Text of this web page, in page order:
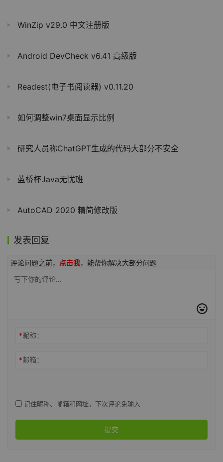
WinZip v29.0 中文注册版
Android DevCheck v6.41 高级版
Readest(电子书阅读器) v0.11.20
如何调整win7桌面显示比例
研究人员称ChatGPT生成的代码大部分不安全
蓝桥杯Java无忧班
AutoCAD 2020 精简修改版
发表回复
评论问题之前， 点击我，能帮你解决大部分问题
*昵称：
*邮箱：
记住昵称、邮箱和网址，下次评论免输入
提交